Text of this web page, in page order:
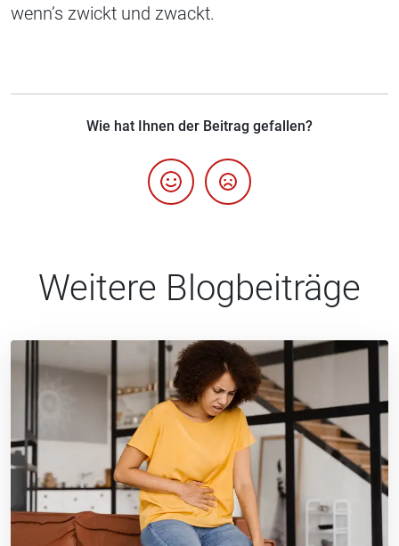
wenn’s zwickt und zwackt.
Wie hat Ihnen der Beitrag gefallen?
Weitere Blogbeiträge